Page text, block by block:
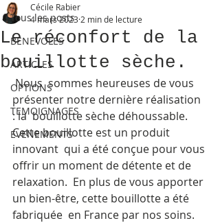
Tous les posts
BENEVOLES
ARTICLES
OPTIONS
TEMOIGNAGES
EVENEMENTS
Le réconfort de la
bouillotte sèche.
Cécile Rabier
4 mars 2023 2 min de lecture
Nous  sommes heureuses de vous
présenter notre dernière réalisation
: la  bouillotte sèche déhoussable.
Cette bouillotte est un produit
innovant  qui a été conçue pour vous
offrir un moment de détente et de
relaxation.  En plus de vous apporter
un bien-être, cette bouillotte a été
fabriquée  en France par nos soins.